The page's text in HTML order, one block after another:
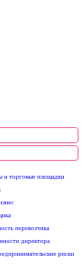
и торговые площадки
перевозчика
директора
риски